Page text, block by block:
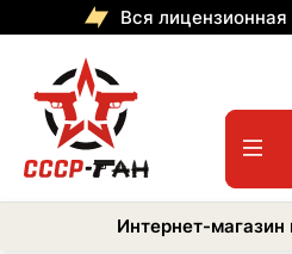
Вся
Интернет-